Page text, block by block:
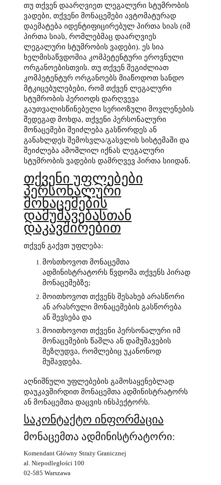
თუ თქვენ დაარღვიეთ ლეგალური სტუმრობის
ვადები, თქვენი მონაცემები ავტომატურად
დაემატება იდენტიფიცირებულ პირთა სიას (იმ
პირთა სიას, რომლებმაც დაარღვიეს
ლეგალური სტუმრობის ვადები). ეს სია
ხელმისაწვდომია კომპეტენტური ეროვნული
ორგანოებისთვის. თუ თქვენ შეგიძლიათ
კომპეტენტურ ორგანოებს მიაწოდოთ სანდო
მტკიცებულებები, რომ თქვენ ლეგალური
სტუმრობის პერიოდს დარღვევა
გაუთვალისწინებელი სერიოზული მოვლენების
შედეგად მოხდა, თქვენი პერსონალური
მონაცემები შეიძლება გასწორდეს ან
განახლდეს შემოსვლა/გასვლის სისტემაში და
შეიძლება ამოშლილ იქნას ლეგალური
სტუმრობის ვადების დამრღვევ პირთა სიიდან.
თქვენი უფლებები
პერსონალური
მონაცემების
დამუშავებასთან
დაკავშირებით
თქვენ გაქვთ უფლება:
მოსთხოვოთ მონაცემთა
ადმინისტრატორს წვდომა თქვენს პირად
მონაცემებზე;
მოითხოვოთ თქვენს შესახებ არასწორი
ან არასრული მონაცემების გასწორება
ან შევსება და
მოითხოვოთ თქვენი პერსონალური იმ
მონაცემების წაშლა ან დამუშავების
შეზღუდვა, რომლებიც უკანონოდ
მუშავდება.
აღნიშნული უფლებების გამოსაყენებლად
დაუკავშირდით მონაცემთა ადმინისტრატორს
ან მონაცემთა დაცვის ინსპექტორს.
საკონტაქტო ინფორმაცია
მონაცემთა ადმინისტრატორი:
Komendant Główny Straży Granicznej
al. Niepodległości 100
02-585 Warszawa